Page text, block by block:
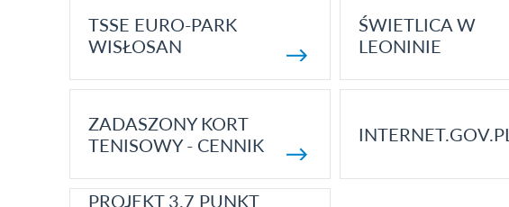
TSSE EURO-PARK
WISŁOSAN
ŚWIETLICA W
LEONINIE
ZADASZONY KORT
TENISOWY - CENNIK
INTERNET.GOV.PL
PROJEKT 3.7 PUNKT